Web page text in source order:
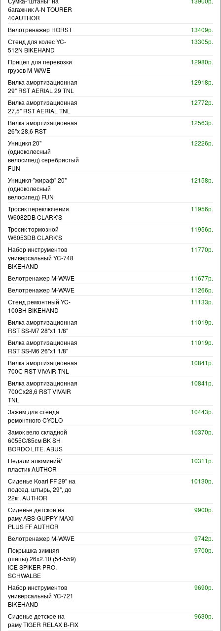
багажник A-N TOURER
40AUTHOR
Велотренажер HORST
13409р.
Стенд для колес YC-
512N BIKEHAND
13305р.
Прицеп для перевозки
грузов M-WAVE
12980р.
Вилка амортизационная
29" RST AERIAL 29 TNL
12918р.
Вилка амортизационная
27,5" RST AERIAL TNL
12772р.
Вилка амортизационная
26"х 28,6 RST
12563р.
Уницикл 20"
(одноколесный
велосипед) серебристый
FUN
12226р.
Уницикл-"жираф" 20"
(одноколесный
велосипед) FUN
12158р.
Тросик переключения
W6082DB CLARK'S
11956р.
Тросик тормозной
W6053DB CLARK'S
11956р.
Набор инструментов
универсальный YC-748
BIKEHAND
11770р.
Велотренажер M-WAVE
11677р.
Велотренажер M-WAVE
11266р.
Стенд ремонтный YC-
100BH BIKEHAND
11133р.
Вилка амортизационная
RST SS-M7 28"х1 1/8"
11019р.
Вилка амортизационная
RST SS-M6 26"х1 1/8"
11019р.
Вилка амортизационная
700С RST VIVAIR TNL
10841р.
Вилка амортизационная
700Сх28,6 RST VIVAIR
TNL
10841р.
Зажим для стенда
ремонтного CYCLO
10443р.
Замок вело складной
6055C/85см BK SH
BORDO LITE. ABUS
10370р.
Педали алюминий/
пластик AUTHOR
10311р.
Сиденье Koari FF 29" на
подсед. штырь, 29", до
22кг. AUTHOR
10130р.
Сиденье детское на
раму ABS-GUPPY MAXI
PLUS FF AUTHOR
9900р.
Велотренажер M-WAVE
9742р.
Покрышка зимняя
(шипы) 26x2.10 (54-559)
ICE SPIKER PRO.
SCHWALBE
9700р.
Набор инструментов
универсальный YC-721
BIKEHAND
9690р.
Сиденье детское на
раму TIGER RELAX B-FIX
9630р.